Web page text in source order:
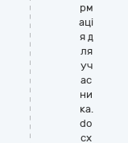
рм
аці
я д
ля
уч
ас
ни
ка.
do
cx